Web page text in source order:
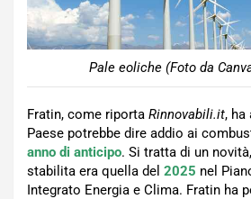
Pale eoliche (Foto da
Fratin, come riporta Rinnovabili.it, ha
Paese potrebbe dire addio ai
anno di anticipo. Si tratta di un
stabilita era quella del 2025 nel
Integrato Energia e Clima. Fratin ha